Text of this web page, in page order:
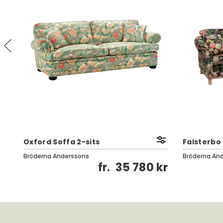
Oxford Soffa 2-sits
Bröderna Anderssons
fr. 35 780 kr
Bröderna